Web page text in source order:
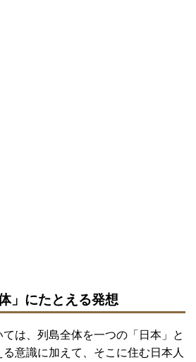
」にたとえる発想
は、列島全体を一つの「日本」と
意識に加えて、そこに住む日本人